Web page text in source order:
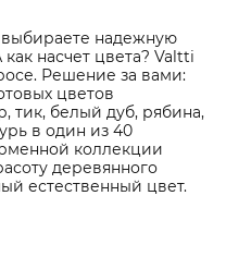
надежную
насчет цвета? Valtti
Решение за вами:
цветов
тик, белый дуб, рябина,
в один из 40
коллекции
деревянного
естественный цвет.